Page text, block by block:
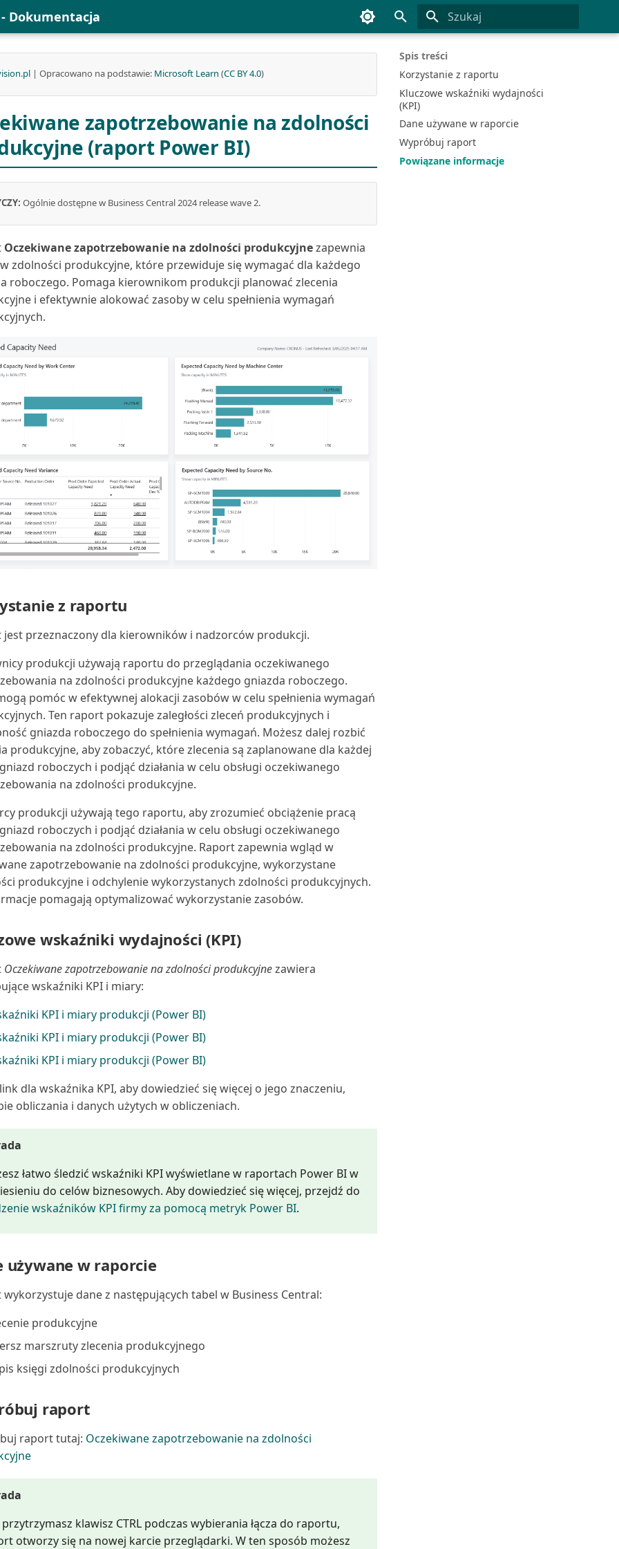
Dokumentacja
Spis treści
Korzystanie z raportu
Kluczowe wskaźniki wydajności
(KPI)
Dane używane w raporcie
Wypróbuj raport
Powiązane informacje
| Opracowano na podstawie: Microsoft Learn (CC BY 4.0)
zapotrzebowanie na zdolności
(raport Power BI)
Ogólnie dostępne w Business Central 2024 release wave 2.
Oczekiwane zapotrzebowanie na zdolności produkcyjnezapewnia
zdolności produkcyjne, które przewiduje się wymagać dla każdego
roboczego. Pomaga kierownikom produkcji planować zlecenia
i efektywnie alokować zasoby w celu spełnienia wymagań
z raportu
jest przeznaczony dla kierowników i nadzorców produkcji.
produkcji używają raportu do przeglądania oczekiwanego
na zdolności produkcyjne każdego gniazda roboczego.
pomóc w efektywnej alokacji zasobów w celu spełnienia wymagań
Ten raport pokazuje zaległości zleceń produkcyjnych i
gniazda roboczego do spełnienia wymagań. Możesz dalej rozbić
produkcyjne, aby zobaczyć, które zlecenia są zaplanowane dla każdej
roboczych i podjąć działania w celu obsługi oczekiwanego
na zdolności produkcyjne.
produkcji używają tego raportu, aby zrozumieć obciążenie pracą
roboczych i podjąć działania w celu obsługi oczekiwanego
na zdolności produkcyjne. Raport zapewnia wgląd w
zapotrzebowanie na zdolności produkcyjne, wykorzystane
produkcyjne i odchylenie wykorzystanych zdolności produkcyjnych.
pomagają optymalizować wykorzystanie zasobów.
wskaźniki wydajności (KPI)
Oczekiwane zapotrzebowanie na zdolności produkcyjnezawiera
wskaźniki KPI i miary:
KPI i miary produkcji (Power BI)
KPI i miary produkcji (Power BI)
KPI i miary produkcji (Power BI)
dla wskaźnika KPI, aby dowiedzieć się więcej o jego znaczeniu,
obliczania i danych użytych w obliczeniach.
łatwo śledzić wskaźniki KPI wyświetlane w raportach Power BI w
do celów biznesowych. Aby dowiedzieć się więcej, przejdź do
wskaźników KPI firmy za pomocą metryk Power BI.
używane w raporcie
wykorzystuje dane z następujących tabel w Business Central:
produkcyjne
marszruty zlecenia produkcyjnego
księgi zdolności produkcyjnych
raport
raport tutaj: Oczekiwane zapotrzebowanie na zdolności
przytrzymasz klawisz CTRL podczas wybierania łącza do raportu,
otworzy się na nowej karcie przeglądarki. W ten sposób możesz